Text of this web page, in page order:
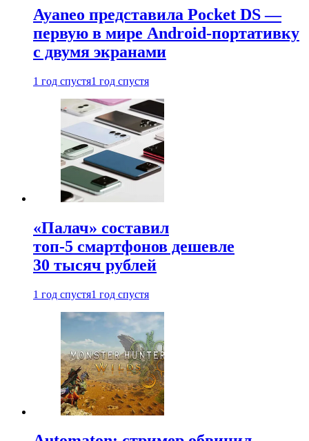
Ayaneo представила Pocket DS —
первую в мире Android-портативку
с двумя экранами
1 год спустя1 год спустя
«Палач» составил
топ-5 смартфонов дешевле
30 тысяч рублей
1 год спустя1 год спустя